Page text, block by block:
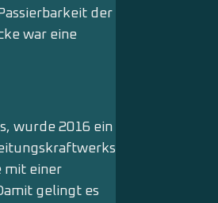
der
war eine
wurde 2016 ein
mit einer
gelingt es